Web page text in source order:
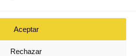
Aceptar
Rechazar